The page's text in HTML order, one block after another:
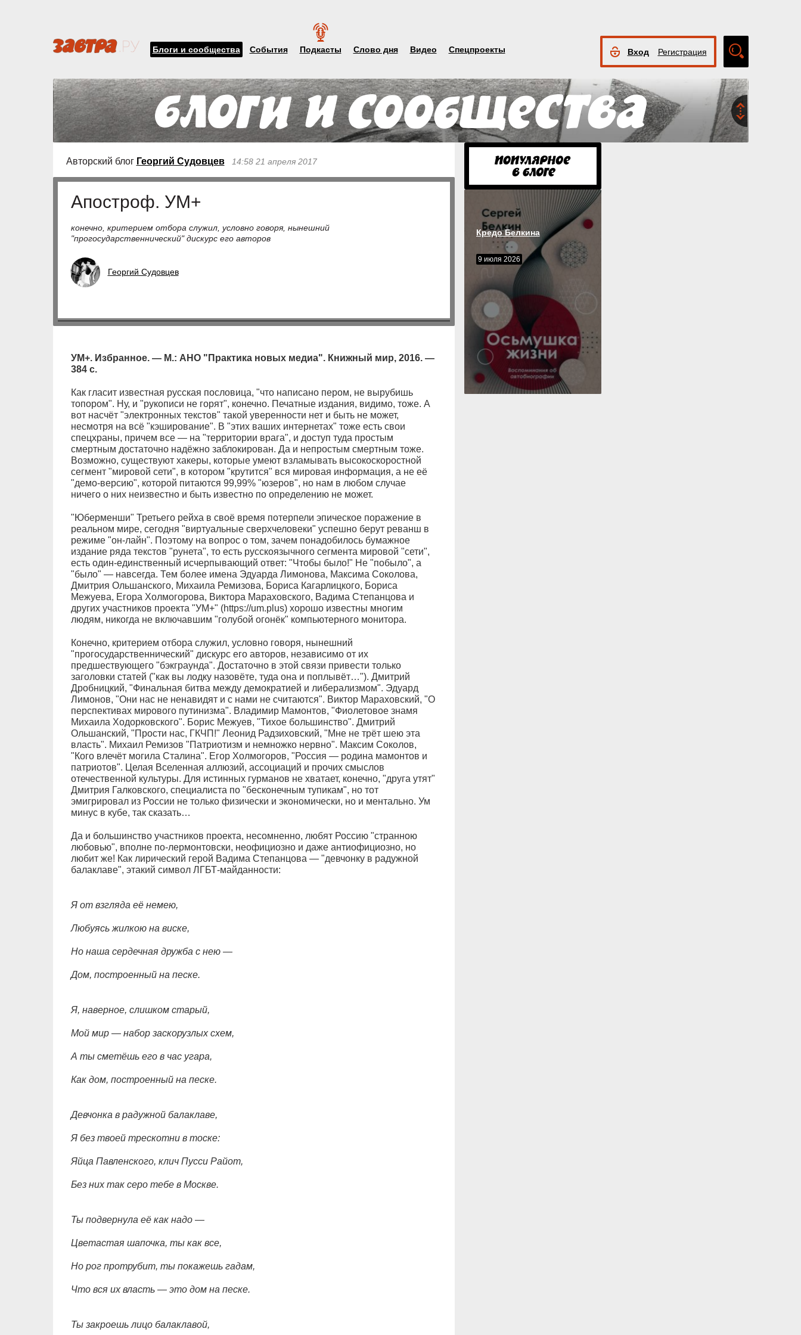
Блоги и сообщества События Подкасты Слово дня Видео Спецпроекты Вход Регистрация
Авторский блог Георгий Судовцев 14:58 21 апреля 2017
Апостроф. УМ+
конечно, критерием отбора служил, условно говоря, нынешний
"прогосударственнический" дискурс его авторов
Георгий Судовцев
УМ+. Избранное. — М.: АНО "Практика новых медиа". Книжный мир, 2016. —
384 с.
Как гласит известная русская пословица, "что написано пером, не вырубишь
топором". Ну, и "рукописи не горят", конечно. Печатные издания, видимо, тоже. А
вот насчёт "электронных текстов" такой уверенности нет и быть не может,
несмотря на всё "кэширование". В "этих ваших интернетах" тоже есть свои
спецхраны, причем все — на "территории врага", и доступ туда простым
смертным достаточно надёжно заблокирован. Да и непростым смертным тоже.
Возможно, существуют хакеры, которые умеют взламывать высокоскоростной
сегмент "мировой сети", в котором "крутится" вся мировая информация, а не её
"демо-версию", которой питаются 99,99% "юзеров", но нам в любом случае
ничего о них неизвестно и быть известно по определению не может.
"Юберменши" Третьего рейха в своё время потерпели эпическое поражение в
реальном мире, сегодня "виртуальные сверхчеловеки" успешно берут реванш в
режиме "он-лайн". Поэтому на вопрос о том, зачем понадобилось бумажное
издание ряда текстов "рунета", то есть русскоязычного сегмента мировой "сети",
есть один-единственный исчерпывающий ответ: "Чтобы было!" Не "побыло", а
"было" — навсегда. Тем более имена Эдуарда Лимонова, Максима Соколова,
Дмитрия Ольшанского, Михаила Ремизова, Бориса Кагарлицкого, Бориса
Межуева, Егора Холмогорова, Виктора Мараховского, Вадима Степанцова и
других участников проекта "УМ+" (https://um.plus) хорошо известны многим
людям, никогда не включавшим "голубой огонёк" компьютерного монитора.
Конечно, критерием отбора служил, условно говоря, нынешний
"прогосударственнический" дискурс его авторов, независимо от их
предшествующего "бэкграунда". Достаточно в этой связи привести только
заголовки статей ("как вы лодку назовёте, туда она и поплывёт…"). Дмитрий
Дробницкий, "Финальная битва между демократией и либерализмом". Эдуард
Лимонов, "Они нас не ненавидят и с нами не считаются". Виктор Мараховский, "О
перспективах мирового путинизма". Владимир Мамонтов, "Фиолетовое знамя
Михаила Ходорковского". Борис Межуев, "Тихое большинство". Дмитрий
Ольшанский, "Прости нас, ГКЧП!" Леонид Радзиховский, "Мне не трёт шею эта
власть". Михаил Ремизов "Патриотизм и немножко нервно". Максим Соколов,
"Кого влечёт могила Сталина". Егор Холмогоров, "Россия — родина мамонтов и
патриотов". Целая Вселенная аллюзий, ассоциаций и прочих смыслов
отечественной культуры. Для истинных гурманов не хватает, конечно, "друга утят"
Дмитрия Галковского, специалиста по "бесконечным тупикам", но тот
эмигрировал из России не только физически и экономически, но и ментально. Ум
минус в кубе, так сказать…
Да и большинство участников проекта, несомненно, любят Россию "странною
любовью", вполне по-лермонтовски, неофициозно и даже антиофициозно, но
любит же! Как лирический герой Вадима Степанцова — "девчонку в радужной
балаклаве", этакий символ ЛГБТ-майданности:
Я от взгляда её немею,
Любуясь жилкою на виске,
Но наша сердечная дружба с нею —
Дом, построенный на песке.
Я, наверное, слишком старый,
Мой мир — набор заскорузлых схем,
А ты сметёшь его в час угара,
Как дом, построенный на песке.
Девчонка в радужной балаклаве,
Я без твоей трескотни в тоске:
Яйца Павленского, клич Пусси Райот,
Без них так серо тебе в Москве.
Ты подвернула её как надо —
Цветастая шапочка, ты как все,
Но рог протрубит, ты покажешь гадам,
Что вся их власть — это дом на песке.
Ты закроешь лицо балаклавой,
Кредо Белкина
9 июля 2026